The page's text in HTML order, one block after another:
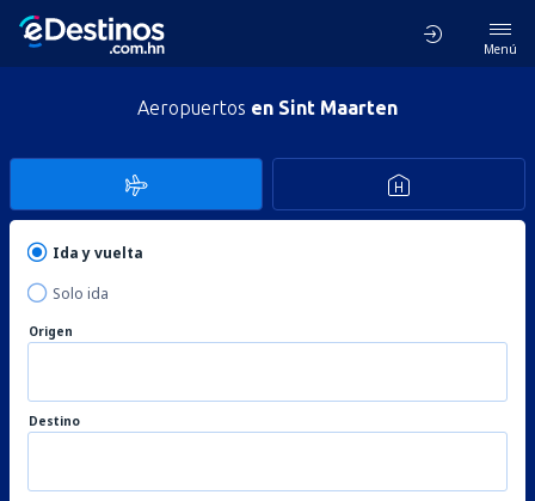
Menú
Aeropuertos en Sint Maarten
Ida y vuelta
Solo ida
Origen
Destino